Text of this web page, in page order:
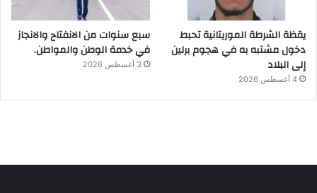
يقظة الشرطة الموريتانية تحبط
دخول مشتبه به في هجوم برلين
إلى البلاد
4 أغسطس 2026
سبع سنوات من الانفتاح والانجاز
في خدمة الوطن والمواطن.
3 أغسطس 2026